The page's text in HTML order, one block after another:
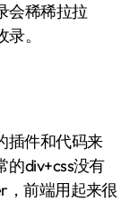
会稀稀拉拉
。
插件和代码来
的div+css没有
，前端用起来很